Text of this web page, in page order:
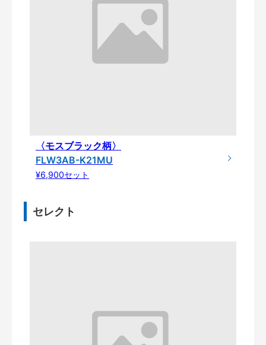
〈モスブラック柄〉
FLW3AB-K21MU
¥6,900セット
セレクト